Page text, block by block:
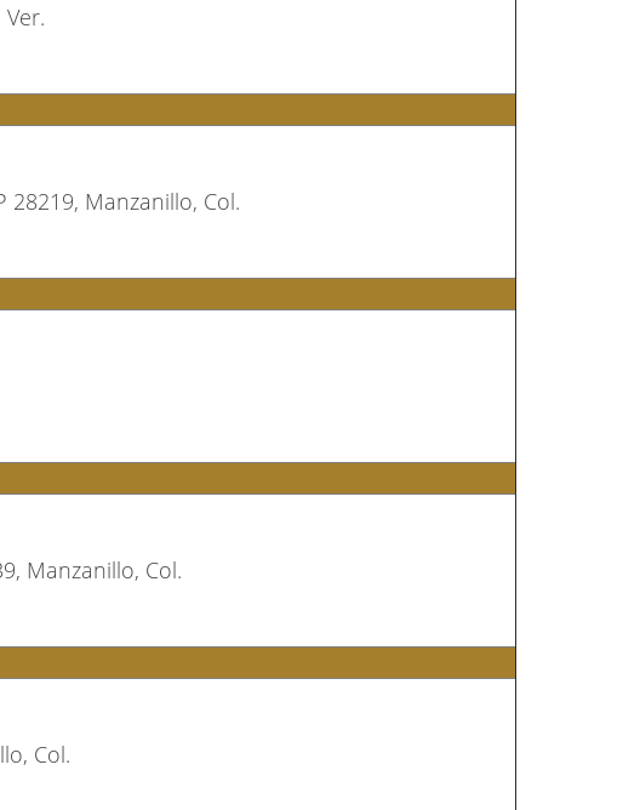
Manzanillo, Col.
Manzanillo, Col.
Col.